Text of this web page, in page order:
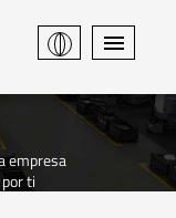
empresa
ti